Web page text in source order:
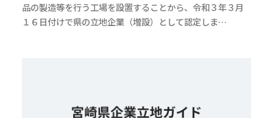
品の製造等を行う工場を設置することから、令和３年３月
１６日付けで県の立地企業（増設）として認定しま…